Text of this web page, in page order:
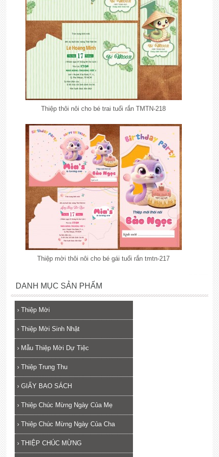
Thiệp thôi nôi cho bé trai tuổi rắn TMTN-218
Thiệp mời thôi nôi cho bé gái tuổi rắn tmtn-217
DANH MỤC SẢN PHẨM
› Thiệp Mời
› Thiệp Mời Sinh Nhật
› Mẫu Thiệp Mời Dự Tiệc
› Thiệp Trung Thu
› GIẤY BAO SÁCH
› Thiệp Chúc Mừng Ngày Của Mẹ
› Thiệp Chúc Mừng Ngày Của Cha
› THIỆP CHÚC MỪNG